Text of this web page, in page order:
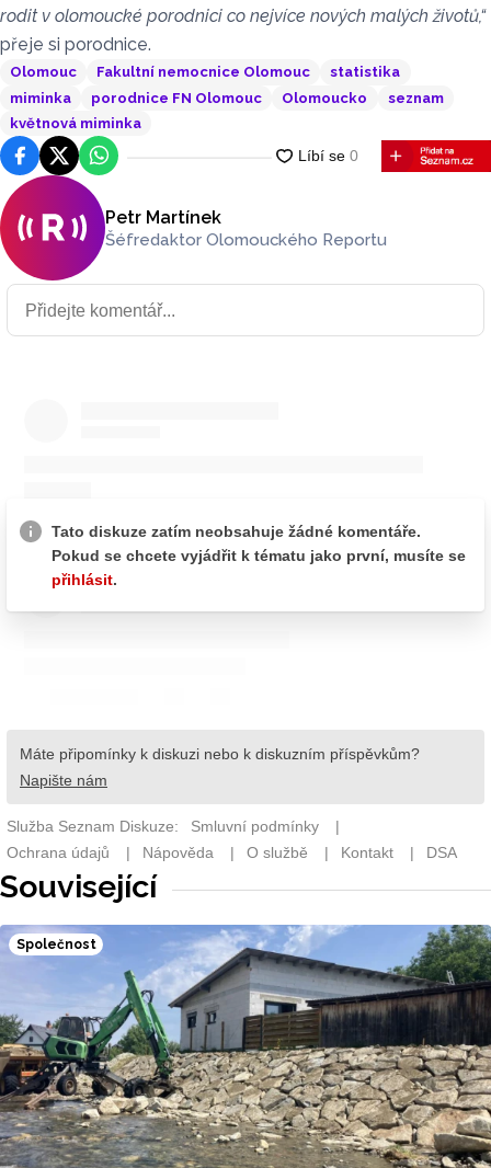
rodit v olomoucké porodnici co nejvíce nových malých životů,“
přeje si porodnice.
Olomouc Fakultní nemocnice Olomouc
statistika
miminka
porodnice FN Olomouc Olomoucko
seznam
květnová miminka
FacebookPlatforma X
WhatsApp
Petr Martínek
Šéfredaktor Olomouckého Reportu
Související
Společnost